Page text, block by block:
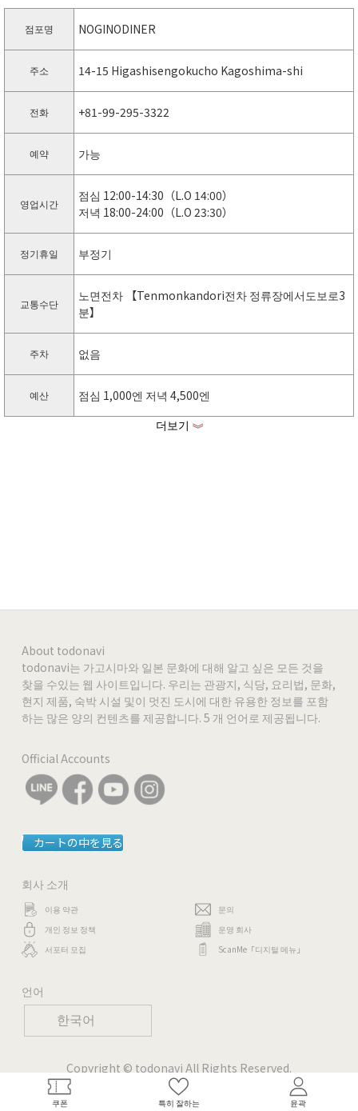
한국어
쿠폰 특히 잘하는 윤곽
점포명 NOGINODINER
주소 14-15 Higashisengokucho Kagoshima-shi
전화 +81-99-295-3322
예약 가능
영업시간
점심 12:00-14:30（L.O 14:00）
저녁 18:00-24:00（L.O 23:30）
정기휴일 부정기
교통수단
노면전차 【Tenmonkandori전차 정류장에서도보로3
분】
주차 없음
예산 점심 1,000엔 저녁 4,500엔
http://noginodiner.nogievo.co.jp
-
-
더보기 《
About todonavi
todonavi는 가고시마와 일본 문화에 대해 알고 싶은 모든 것을
찾을 수있는 웹 사이트입니다. 우리는 관광지, 식당, 요리법, 문화,
현지 제품, 숙박 시설 및이 멋진 도시에 대한 유용한 정보를 포함
하는 많은 양의 컨텐츠를 제공합니다. 5 개 언어로 제공됩니다.
Official Accounts
カートの中を見る
회사 소개
이용 약관
개인 정보 정책
서포터 모집
문의
운영 회사
ScanMe「디지털 메뉴」
언어
Copyright © todonavi All Rights Reserved.